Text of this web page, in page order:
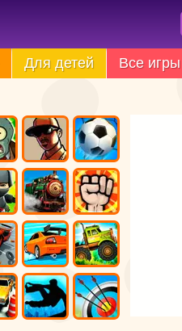
Для детей Все игры